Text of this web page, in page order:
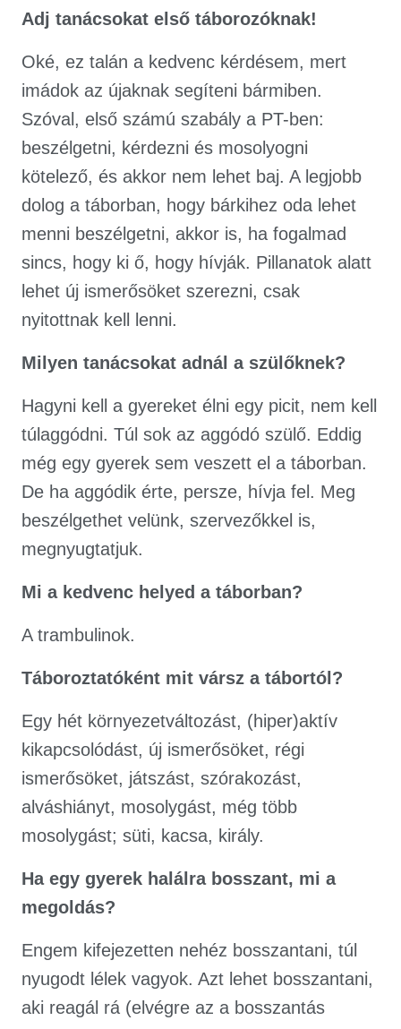
Adj tanácsokat első táborozóknak!
Oké, ez talán a kedvenc kérdésem, mert
imádok az újaknak segíteni bármiben.
Szóval, első számú szabály a PT-ben:
beszélgetni, kérdezni és mosolyogni
kötelező, és akkor nem lehet baj. A legjobb
dolog a táborban, hogy bárkihez oda lehet
menni beszélgetni, akkor is, ha fogalmad
sincs, hogy ki ő, hogy hívják. Pillanatok alatt
lehet új ismerősöket szerezni, csak
nyitottnak kell lenni.
Milyen tanácsokat adnál a szülőknek?
Hagyni kell a gyereket élni egy picit, nem kell
túlaggódni. Túl sok az aggódó szülő. Eddig
még egy gyerek sem veszett el a táborban.
De ha aggódik érte, persze, hívja fel. Meg
beszélgethet velünk, szervezőkkel is,
megnyugtatjuk.
Mi a kedvenc helyed a táborban?
A trambulinok.
Táboroztatóként mit vársz a tábortól?
Egy hét környezetváltozást, (hiper)aktív
kikapcsolódást, új ismerősöket, régi
ismerősöket, játszást, szórakozást,
alváshiányt, mosolygást, még több
mosolygást; süti, kacsa, király.
Ha egy gyerek halálra bosszant, mi a
megoldás?
Engem kifejezetten nehéz bosszantani, túl
nyugodt lélek vagyok. Azt lehet bosszantani,
aki reagál rá (elvégre az a bosszantás